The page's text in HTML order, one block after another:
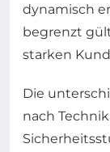
dynamisch
begrenzt
starken
Die
nach